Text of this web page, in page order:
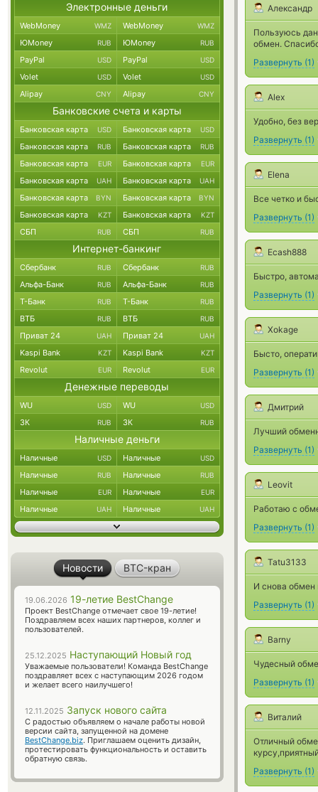
Александр
Пользуюсь
обмен.
Развернуть (1)
Alex
Удобно, без
Развернуть (1)
Elena
Все четко и
Развернуть (1)
Ecash888
Быстро,
Развернуть (1)
Xokage
Бысто,
Развернуть (1)
Дмитрий
Лучший
Развернуть (1)
Leovit
Работаю с
Развернуть (1)
Tatu3133
И снова обмен
Развернуть (1)
Barny
Чудесный
Развернуть (1)
Виталий
Отличный
Развернуть (1)
Электронные деньги
WebMoney WMZ WebMoney WMZ
ЮMoney RUB ЮMoney RUB
PayPal USD PayPal USD
Volet USD Volet USD
Alipay CNY Alipay CNY
Банковские счета и карты
Банковская карта USD Банковская карта USD
Банковская карта RUB Банковская карта RUB
Банковская карта EUR Банковская карта EUR
Банковская карта UAH Банковская карта UAH
Банковская карта BYN Банковская карта BYN
Банковская карта KZT Банковская карта KZT
СБП RUB СБП RUB
Интернет-банкинг
Сбербанк RUB Сбербанк RUB
Альфа-Банк RUB Альфа-Банк RUB
Т-Банк RUB Т-Банк RUB
ВТБ RUB ВТБ RUB
Приват 24 UAH Приват 24 UAH
Kaspi Bank KZT Kaspi Bank KZT
Revolut EUR Revolut EUR
Денежные переводы
WU USD WU USD
ЗК RUB ЗК RUB
Наличные деньги
Наличные USD Наличные USD
Наличные RUB Наличные RUB
Наличные EUR Наличные EUR
Наличные UAH Наличные UAH
Новости BTC-кран
19.06.2026 19-летие BestChange
Проект BestChange отмечает свое 19-летие!
Поздравляем всех наших партнеров, коллег и
пользователей.
25.12.2025 Наступающий Новый год
Уважаемые пользователи! Команда BestChange
поздравляет всех с наступающим 2026 годом
и желает всего наилучшего!
12.11.2025 Запуск нового сайта
С радостью объявляем о начале работы новой
версии сайта, запущенной на домене
BestChange.biz. Приглашаем оценить дизайн,
протестировать функциональность и оставить
обратную связь.